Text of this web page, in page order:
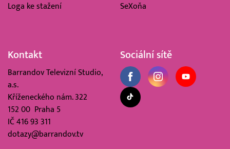
Loga ke stažení
SeXoňa
Kontakt
Barrandov Televizní Studio,
a.s.
Kříženeckého nám. 322
152 00 Praha 5
IČ 416 93 311
dotazy@barrandov.tv
Sociální sítě